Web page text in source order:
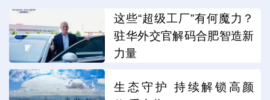
这些“超级工厂”有何魔力？
驻华外交官解码合肥智造新
力量
生态守护 持续解锁高颜